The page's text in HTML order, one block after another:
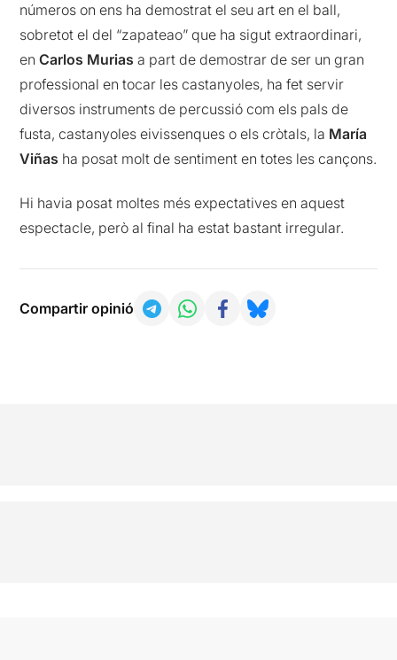
números on ens ha demostrat el seu art en el ball,
sobretot el del “zapateao” que ha sigut extraordinari,
enCarlos Murias a part de demostrar de ser un gran
professional en tocar les castanyoles, ha fet servir
diversos instruments de percussió com els pals de
fusta, castanyoles eivissenques o els cròtals, la María
Viñas ha posat molt de sentiment en totes les cançons.
Hi havia posat moltes més expectatives en aquest
espectacle, però al final ha estat bastant irregular.
Compartir opinió